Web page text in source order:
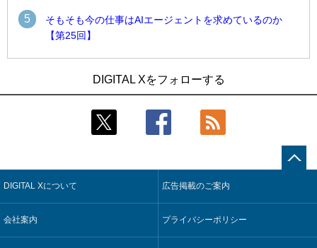
5
そもそも今の仕事はAIエージェントを求めているのか
【第25回】
技術を使う抽出方法の研究開始
Umios、消費者起点の販売計画策定に向けたAIシステムを本格
【COMPUTEX 2026：Arm編】チップ自社製造で鍵を握る台
湾サプライチェーン、英Armが連携を強調
コスモ石油、製油所の設備点検への四足歩行ロボット利用を
5 フィジカルAIが迫る“人と機械の役割の再設計”【第3回】
合基盤を本格稼働
鹿島建設、鋼管柱へのコンクリート充填時の異常を検出する
AIを遠隔監視システムに実装
近大病院と中外製薬、治験参加者組み入れに電子カルテとAI
技術を使う抽出方法の研究開始
そもそも今の仕事はAIエージェントを求めているのか【第25
5
製造業の現場の暗黙知を組織横断で活用するためのナレッジ
DIGITAL Xをフォローする
DIGITAL Xについて 広告掲載のご案内
会社案内 プライバシーポリシー